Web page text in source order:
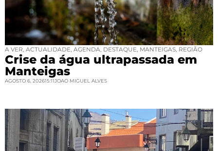
A VER, ACTUALIDADE, AGENDA, DESTAQUE, MANTEIGAS, REGIÃO
Crise da água ultrapassada em
Manteigas
AGOSTO 6, 202615:11JOAO MIGUEL ALVES